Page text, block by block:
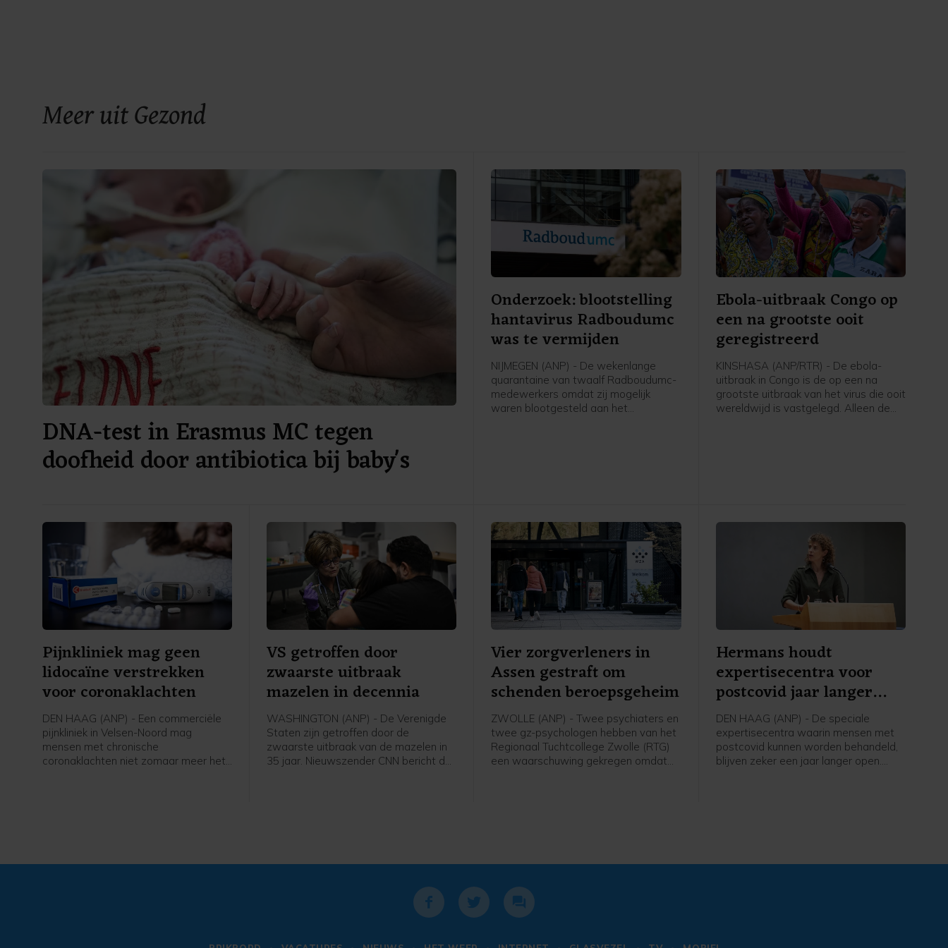
Meer uit Gezond
DNA-test in Erasmus MC tegen
doofheid door antibiotica bij baby's
Onderzoek: blootstelling
hantavirus Radboudumc
was te vermijden
NIJMEGEN (ANP) - De wekenlange
quarantaine van twaalf Radboudumc-
medewerkers omdat zij mogelijk
waren blootgesteld aan het
Ebola-uitbraak Congo op
een na grootste ooit
geregistreerd
KINSHASA (ANP/RTR) - De ebola-
uitbraak in Congo is de op een na
grootste uitbraak van het virus die ooit
wereldwijd is vastgelegd. Alleen de
Pijnkliniek mag geen
lidocaïne verstrekken
voor coronaklachten
DEN HAAG (ANP) - Een commerciële
pijnkliniek in Velsen-Noord mag
mensen met chronische
coronaklachten niet zomaar meer het
VS getroffen door
zwaarste uitbraak
mazelen in decennia
WASHINGTON (ANP) - De Verenigde
Staten zijn getroffen door de
zwaarste uitbraak van de mazelen in
35 jaar. Nieuwszender CNN bericht dat
Vier zorgverleners in
Assen gestraft om
schenden beroepsgeheim
ZWOLLE (ANP) - Twee psychiaters en
twee gz-psychologen hebben van het
Regionaal Tuchtcollege Zwolle (RTG)
een waarschuwing gekregen omdat
Hermans houdt
expertisecentra voor
postcovid jaar langer
open
DEN HAAG (ANP) - De speciale
expertisecentra waarin mensen met
postcovid kunnen worden behandeld,
blijven zeker een jaar langer open.